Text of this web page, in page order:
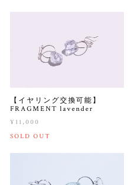
【イヤリング交換可能】
FRAGMENT lavender
¥11,000
SOLD OUT